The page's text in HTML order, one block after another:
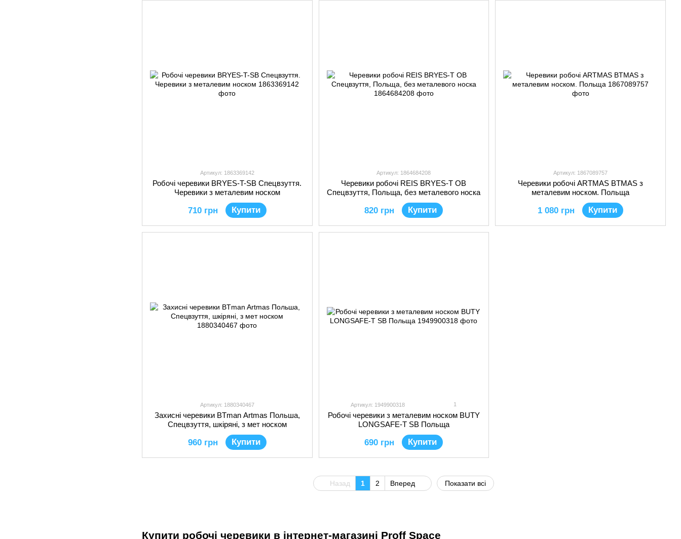
Купити робочі черевики в інтернет-магазині Proff Space
Артикул: 1863369142
Робочі черевики BRYES-T-SB Спецвзуття.
Черевики з металевим носком
710 грн Купити
Артикул: 1864684208
Черевики робочі REIS BRYES-T OB
Спецвзуття, Польща, без металевого носка
820 грн Купити
Артикул: 1867089757
Черевики робочі ARTMAS BTMAS з
металевим носком. Польща
1 080 грн Купити
Артикул: 1880340467
Захисні черевики BTman Artmas Польша,
Спецвзуття, шкіряні, з мет носком
960 грн Купити
Артикул: 1949900318 1
Робочі черевики з металевим носком BUTY
LONGSAFE-T SB Польща
690 грн Купити
Назад 1 2 Вперед Показати всі